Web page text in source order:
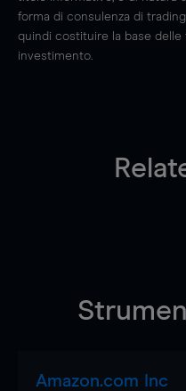
forma di consulenza di
quindi costituire la base
investimento.
Amazon.com Inc